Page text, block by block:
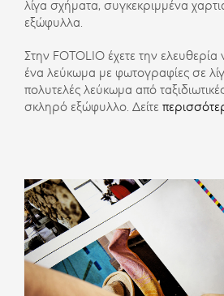
λίγα σχήματα, συγκεκριμμένα
εξώφυλλα.
Στην FOTOLIO έχετε την
ένα λεύκωμα με φωτογραφίες σε
πολυτελές λεύκωμα από
σκληρό εξώφυλλο. Δείτε